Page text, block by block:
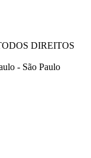
DIREITOS
- São Paulo